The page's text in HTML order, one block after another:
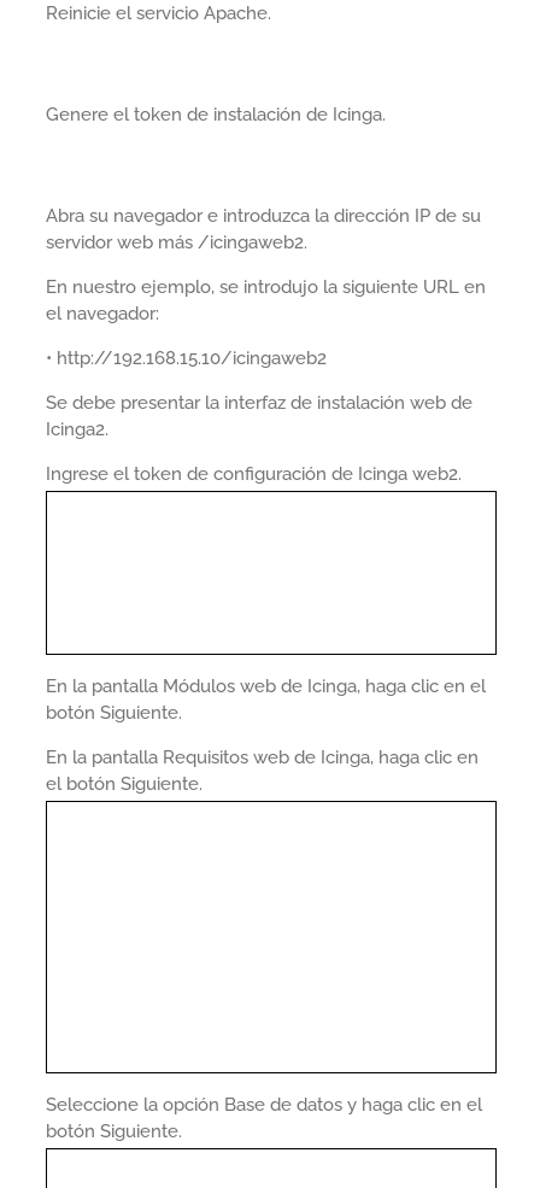
Reinicie el servicio Apache.
Genere el token de instalación de Icinga.
Abra su navegador e introduzca la dirección IP de su
servidor web más /icingaweb2.
En nuestro ejemplo, se introdujo la siguiente URL en
el navegador:
• http://192.168.15.10/icingaweb2
Se debe presentar la interfaz de instalación web de
Icinga2.
Ingrese el token de configuración de Icinga web2.
En la pantalla Módulos web de Icinga, haga clic en el
botón Siguiente.
En la pantalla Requisitos web de Icinga, haga clic en
el botón Siguiente.
Seleccione la opción Base de datos y haga clic en el
botón Siguiente.